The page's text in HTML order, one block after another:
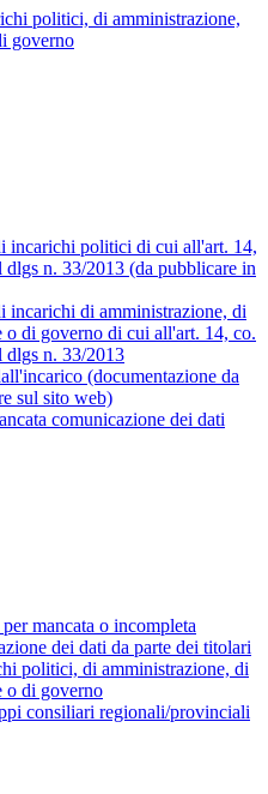
politici, di amministrazione,
governo
incarichi politici di cui all'art. 14,
dlgs n. 33/2013 (da pubblicare in
incarichi di amministrazione, di
o di governo di cui all'art. 14, co.
dlgs n. 33/2013
(documentazione da
sul sito web)
comunicazione dei dati
mancata o incompleta
dei dati da parte dei titolari
politici, di amministrazione, di
o di governo
consiliari regionali/provinciali